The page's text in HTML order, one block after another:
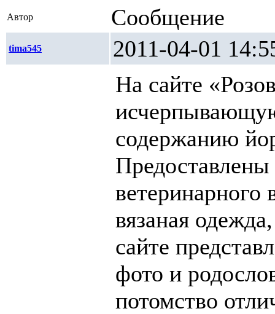
Автор Сообщение
tima545 2011-04-01
На сайте
содержанию
ветеринарного
вязаная
сайте
фото и
потомство